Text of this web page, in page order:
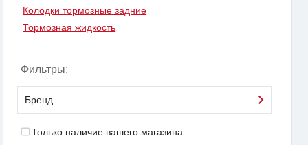
Колодки тормозные задние
Тормозная жидкость
Фильтры:
Бренд
Только наличие вашего магазина